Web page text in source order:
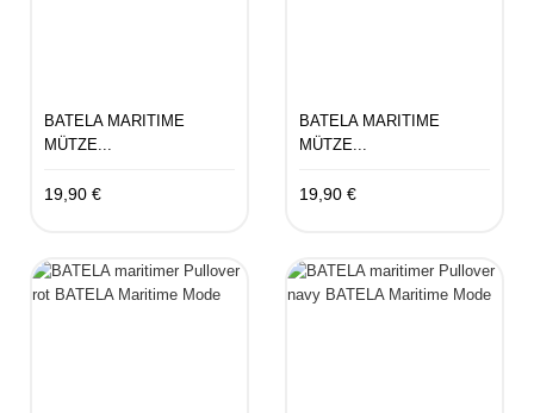
BATELA MARITIME
MÜTZE...
19,90 €
BATELA MARITIME
MÜTZE...
19,90 €